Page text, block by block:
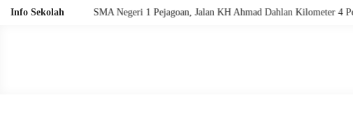
Info Sekolah SMA Negeri 1 Pejagoan, Jalan KH Ahmad Dahlan Kilometer 4